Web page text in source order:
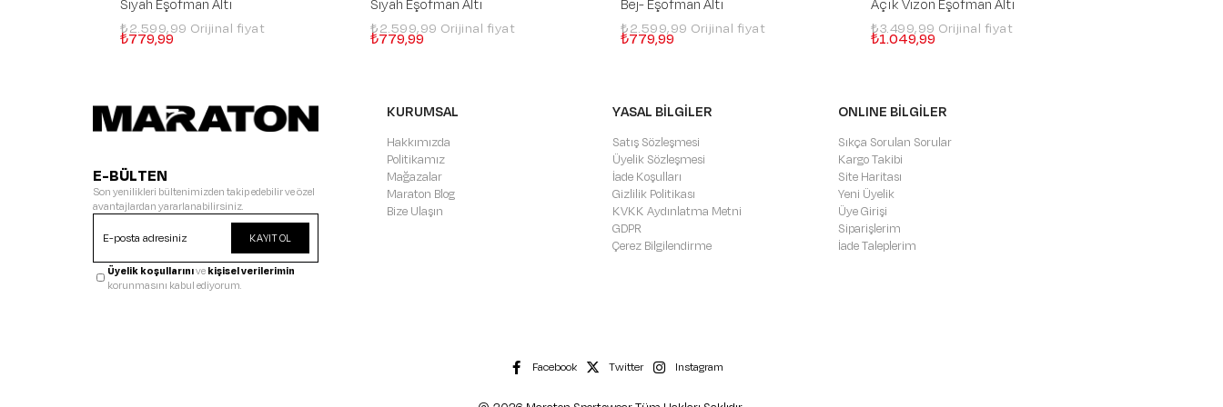
Siyah Eşofman Altı
₺779,99
₺2.599,99
Siyah Eşofman Altı
₺779,99
₺2.599,99
Bej- Eşofman Altı
₺779,99
₺2.599,99
Açık Vizon Eşofman Altı
₺1.049,99
₺3.499,99
E-BÜLTEN
Son yenilikleri bültenimizden takip edebilir ve özel
avantajlardan yararlanabilirsiniz.
KAYIT OL
Üyelik koşullarınıvekişisel verilerimin
korunmasını kabul ediyorum.
KURUMSAL
Hakkımızda
Politikamız
Mağazalar
Maraton Blog
Bize Ulaşın
YASAL BİLGİLER
Satış Sözleşmesi
Üyelik Sözleşmesi
İade Koşulları
Gizlilik Politikası
KVKK Aydınlatma Metni
GDPR
Çerez Bilgilendirme
ONLINE BİLGİLER
Sıkça Sorulan Sorular
Kargo Takibi
Site Haritası
Yeni Üyelik
Üye Girişi
Siparişlerim
İade Taleplerim
Facebook Twitter Instagram